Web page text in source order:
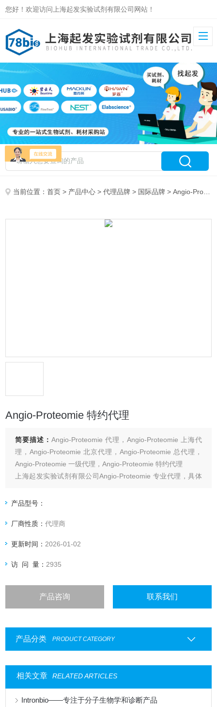
您好！欢迎访问上海起发实验试剂有限公司网站！
当前位置：首页 > 产品中心 >代理品牌 > 国际品牌 > Angio-Proteomie 特约代理
Angio-Proteomie 特约代理
简要描述：Angio-Proteomie 代理，Angio-Proteomie 上海代
理，Angio-Proteomie 北京代理，Angio-Proteomie 总代理，
Angio-Proteomie 一级代理，Angio-Proteomie 特约代理
上海起发实验试剂有限公司Angio-Proteomie 专业代理，具体
产品型号：
厂商性质：代理商
更新时间： 2026-01-02
访 问 量： 2935
产品咨询 联系我们
产品分类 PRODUCT CATEGORY
相关文章 RELATED ARTICLES
Intronbio——专注于分子生物学和诊断产品